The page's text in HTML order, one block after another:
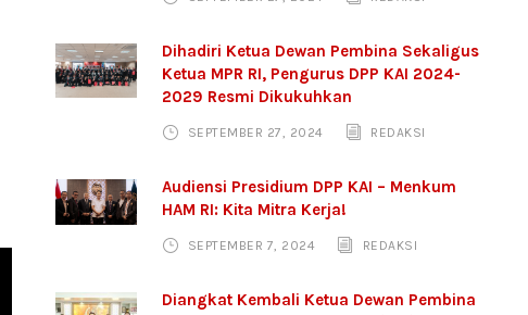
Dihadiri Ketua Dewan Pembina Sekaligus
Ketua MPR RI, Pengurus DPP KAI 2024-
2029 Resmi Dikukuhkan
SEPTEMBER 27, 2024 REDAKSI
Audiensi Presidium DPP KAI – Menkum
HAM RI: Kita Mitra Kerja!
SEPTEMBER 7, 2024 REDAKSI
Diangkat Kembali Ketua Dewan Pembina